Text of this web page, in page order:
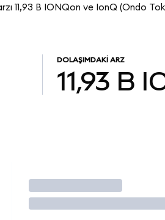
11,93 B IONQon ve IonQ (Ondo
DOLAŞIMDAKI ARZ
11,93 B
İşlem Yap